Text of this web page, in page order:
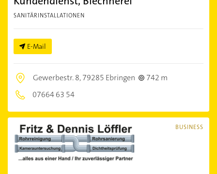
SANITÄRINSTALLATIONEN
E-Mail
Gewerbestr. 8,79285 Ebringen
742 m
07664 63 54
BUSINESS